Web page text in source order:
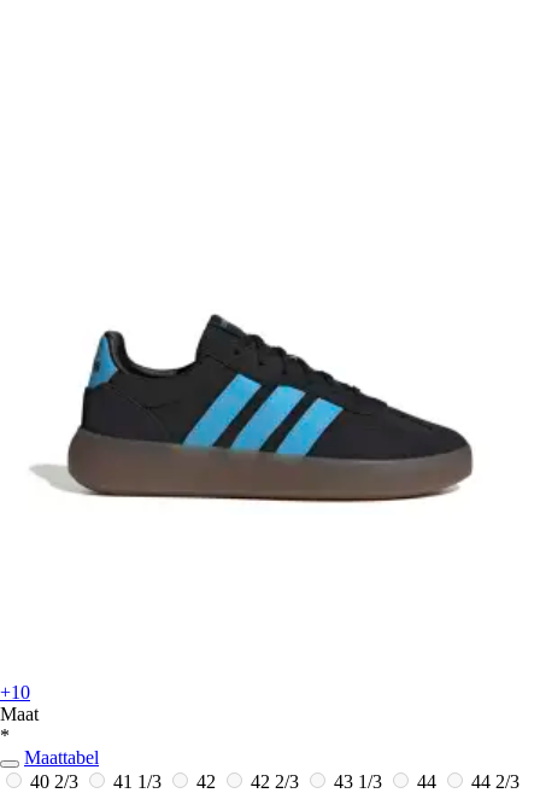
+10
Maat
*
Maattabel
40 2/3
41 1/3 42 42 2/3 43 1/3 44
44 2/3